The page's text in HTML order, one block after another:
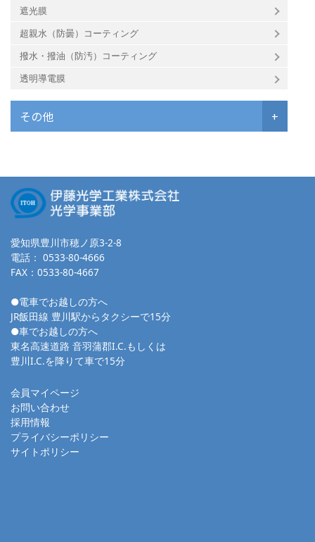
遮光膜
超親水（防曇）コーティング
撥水・撥油（防汚）コーティング
透明導電膜
その他 +
愛知県豊川市穂ノ原3-2-8
電話： 0533-80-4666
FAX：0533-80-4667
●電車でお越しの方へ
JR飯田線 豊川駅からタクシーで15分
●車でお越しの方へ
東名高速道路 音羽蒲郡I.C.もしくは
豊川I.C.を降りて車で15分
会員マイページ
お問い合わせ
採用情報
プライバシーポリシー
サイトポリシー